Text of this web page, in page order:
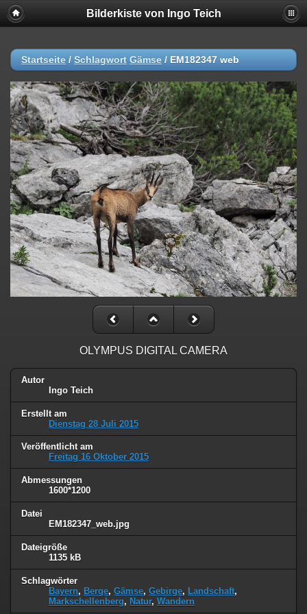
Bilderkiste von Ingo Teich
Startseite / Schlagwort Gämse / EM182347 web
OLYMPUS DIGITAL CAMERA
Autor
Ingo Teich
Erstellt am
Dienstag 28 Juli 2015
Veröffentlicht am
Freitag 16 Oktober 2015
Abmessungen
1600*1200
Datei
EM182347_web.jpg
Dateigröße
1135 kB
Schlagwörter
Bayern, Berge, Gämse, Gebirge, Landschaft,
Markschellenberg, Natur, Wandern